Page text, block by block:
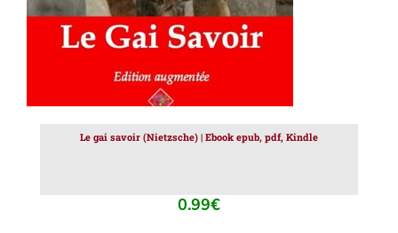
Le gai savoir (Nietzsche) | Ebook epub, pdf, Kindle
0.99€